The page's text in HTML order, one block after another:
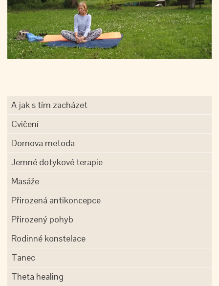
A jak s tím zacházet
Cvičení
Dornova metoda
Jemné dotykové terapie
Masáže
Přirozená antikoncepce
Přirozený pohyb
Rodinné konstelace
Tanec
Theta healing